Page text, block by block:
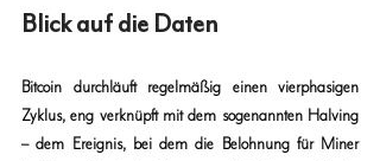
Blick auf die Daten
Bitcoin durchläuft regelmäßig einen vierphasigen
Zyklus, eng verknüpft mit dem sogenannten Halving
– dem Ereignis, bei dem die Belohnung für Miner